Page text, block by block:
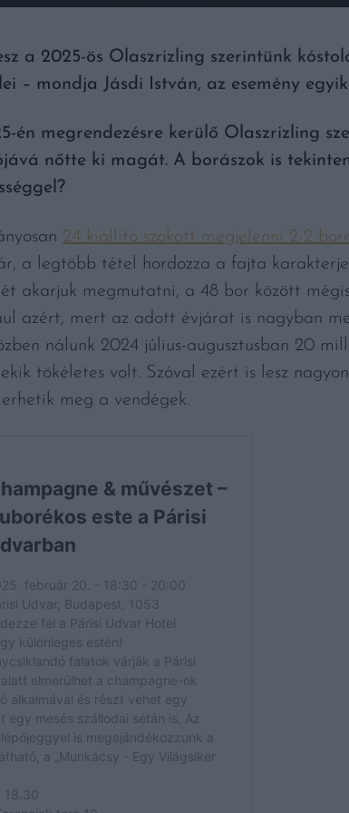
a 2025-ös Olaszrizling szerintünk
– mondja Jásdi István, az esemény egyik
én megrendezésre kerülő Olaszrizling
nőtte ki magát. A borászok is
24 kiállító szokott megjelenni 2-2
a legtöbb tétel hordozza a fajta
akarjuk megmutatni, a 48 bor között
azért, mert az adott évjárat is nagyban
nálunk 2024 július-augusztusban 20
tökéletes volt. Szóval ezért is lesz
meg a vendégek.